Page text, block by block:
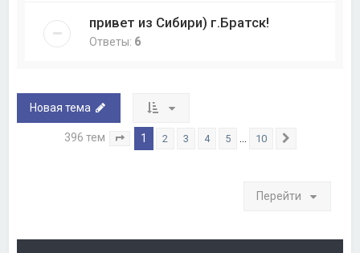
привет из Сибири) г.Братск!
Ответы: 6
Новая тема
396 тем Страница из 10
1 2 3 4 5 10
Перейти